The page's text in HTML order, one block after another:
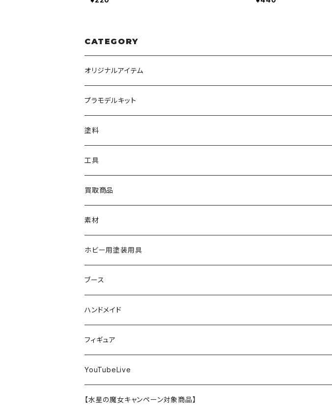
CATEGORY
オリジナルアイテム
みんなのアクション3Dアートベース
アクリルベース
ナチュラルベース
オリジナルアクキー
オリジナルスマホスタンド
ウォッチスタンド
テープスタンド
ベース材
アパレル
プラモデルキット
BANDAI
HG
MG
30MS
30MF
ポケプラ
TAMIYA
カーモデル
飛行機モデル
1/48 ミリタリーミニチュアシリーズ
1/35ミリタリーミニチュアシリーズ
アオシマ
ザ☆バイク
けもプラ
KOTOBUKIYA
メガミデバイス
無限邂逅メガロマリア
アルカナディア
プラフィア
エクスプラス
GOOD SMILE COMPANY
MODEROID
PLAMATEA
wave
スコープドッグ
Hasegawa
カーモデル
ファインモールド
塗料
クレオス
ラッカー塗料
エナメル塗料
仕上げ材・コート材
サーフェイサー
水系エマルジョン塗料
TAMIYA
ラッカー塗料
エナメル塗料
プライマー
ウェザリング・墨入れ
ガイアノーツ
エナメル塗料
ラッカー塗料
その他
ターナー
アクリル塗料
プラモ向上委員会
その他
ハセガワ
ポリマー
コンパウンド
フィニッシャーズ
研磨剤
コンパウンド
トアミル
溶剤・うすめ液
クアトロポルテ
工具
TAMIYA
ニッパー
切削工具
ウェーブ
小物プラパーツ
ニッパー
ゴッドハンド
ニッパー
切削工具
ミネシマ
切削工具
その他工具
ガイアノーツ
その他工具
工具消耗品
クレオス
アイコム
切削工具
S.J.WORKs
買取商品
BANDAI
HG
MG
MGSD
素材
TAMIYA
接着剤
クレオス
接着剤
ガイアノーツ
接着剤
パテ
ウェーブ
接着剤
パテ
コニシ
接着剤
セメダイン
ホビー用塗装用具
TAMIYA
エアブラシ関連用品
塗装関係消耗品
PROFIX(RAYWOOD)
エアブラシ
エアブラシ関連用品
ガイアノーツ
その他
ホビー用塗料皿・容器
プラモ向上委員会
その他
クレオス
ブース
PROFIX(RAYWOOD)
ウェーブ
ハンドメイド
完成品
素材
フィギュア
バンダイ
METAL ROBOT魂
YouTubeLive
【水星の魔女キャンペーン対象商品】